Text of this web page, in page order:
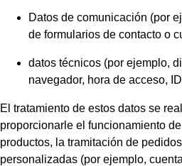
Datos de comunicación (por
de formularios de contacto o
datos técnicos (por ejemplo,
navegador, hora de acceso,
El tratamiento de estos datos se
proporcionarle el funcionamiento
productos, la tramitación de
personalizadas (por ejemplo,